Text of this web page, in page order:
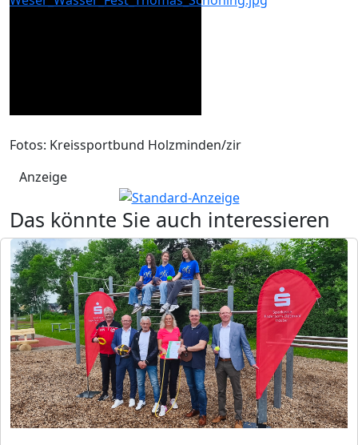
Fotos: Kreissportbund Holzminden/zir
Anzeige
Das könnte Sie auch interessieren